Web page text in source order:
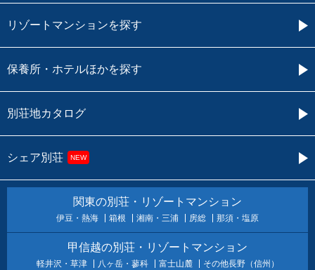
リゾートマンションを探す
保養所・ホテルほかを探す
別荘地カタログ
シェア別荘 NEW
関東の別荘・リゾートマンション
伊豆・熱海 箱根 湘南・三浦 房総 那須・塩原
甲信越の別荘・リゾートマンション
軽井沢・草津 八ヶ岳・蓼科 富士山麓 その他長野（信州）